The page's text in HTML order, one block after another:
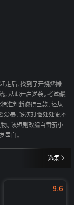
走后，找到了开烧烤摊
，从此开启逆袭。考试碾
准判断赚得巨款，还从
爱慕，多次打脸处处使坏
。该短剧改编自番茄小
墨白。
选集
9.6